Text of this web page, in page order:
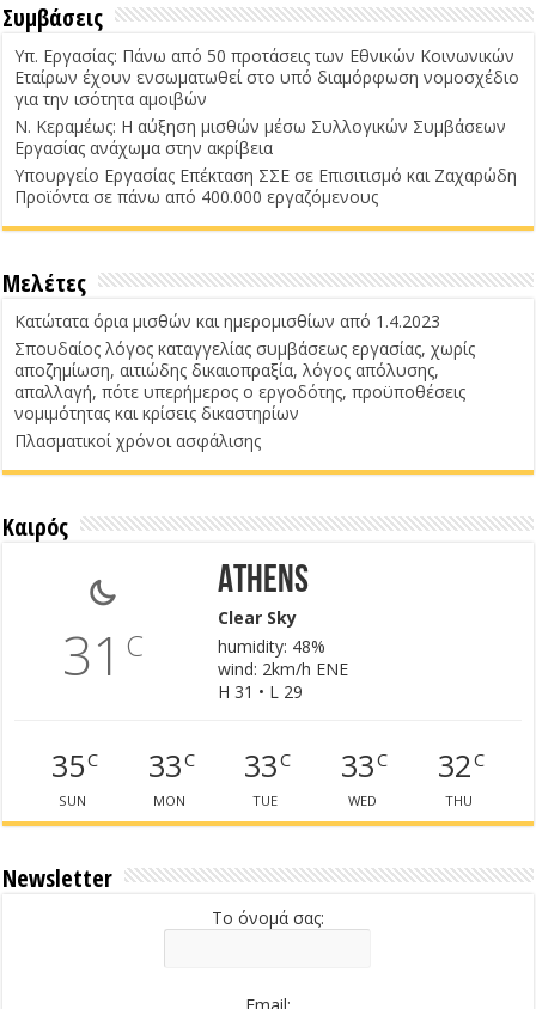
Συμβάσεις
Υπ. Εργασίας: Πάνω από 50 προτάσεις των Εθνικών Κοινωνικών
Εταίρων έχουν ενσωματωθεί στο υπό διαμόρφωση νομοσχέδιο
για την ισότητα αμοιβών
Ν. Κεραμέως: Η αύξηση μισθών μέσω Συλλογικών Συμβάσεων
Εργασίας ανάχωμα στην ακρίβεια
Υπουργείο Εργασίας Επέκταση ΣΣΕ σε Επισιτισμό και Ζαχαρώδη
Προϊόντα σε πάνω από 400.000 εργαζόμενους
Μελέτες
Κατώτατα όρια μισθών και ημερομισθίων από 1.4.2023
Σπουδαίος λόγος καταγγελίας συμβάσεως εργασίας, χωρίς
αποζημίωση, αιτιώδης δικαιοπραξία, λόγος απόλυσης,
απαλλαγή, πότε υπερήμερος ο εργοδότης, προϋποθέσεις
νομιμότητας και κρίσεις δικαστηρίων
Πλασματικοί χρόνοι ασφάλισης
Καιρός
31 C
Athens
Clear Sky
humidity: 48%
wind: 2km/h ENE
H 31 • L 29
35C
SUN
33C
MON
33C
TUE
33C
WED
32C
THU
Newsletter
Το όνομά σας: